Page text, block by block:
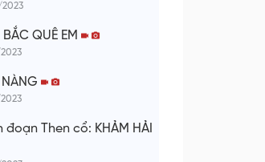
2023
BẮC QUÊ EM
đoạn Then cổ: KHẢM HẢI